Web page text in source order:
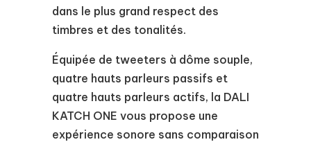
dans le plus grand respect des
timbres et des tonalités.
Équipée de tweeters à dôme souple,
quatre hauts parleurs passifs et
quatre hauts parleurs actifs, la DALI
KATCH ONE vous propose une
expérience sonore sans comparaison